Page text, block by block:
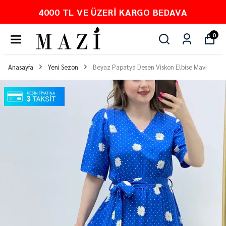
BEDAVA PEŞİN FİYATINA
0
Anasayfa Yeni Sezon Beyaz Papatya Desen Viskon Elbise Mavi